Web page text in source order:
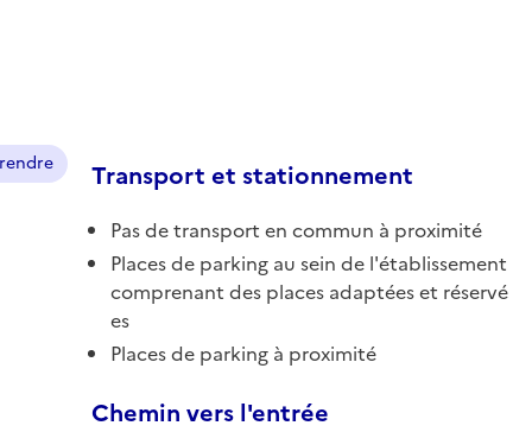
Transport et stationnement
Pas de transport en commun à proximité
Places de parking au sein de l'établissement
comprenant des places adaptées et réservé
es
Places de parking à proximité
Chemin vers l'entrée